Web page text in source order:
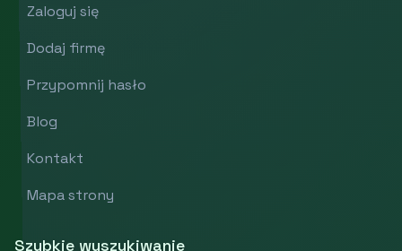
Zaloguj się
Dodaj firmę
Przypomnij hasło
Blog
Kontakt
Mapa strony
Szybkie wyszukiwanie